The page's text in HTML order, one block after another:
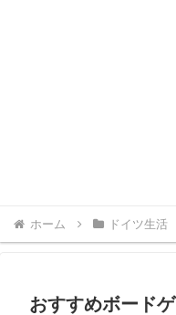
ホーム ドイツ生活
おすすめボード